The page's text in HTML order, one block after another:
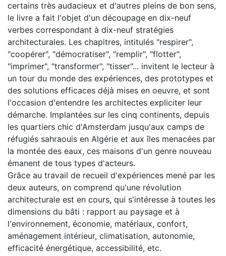
certains très audacieux et d'autres pleins de bon sens,
le livre a fait l'objet d'un découpage en dix-neuf
verbes correspondant à dix-neuf stratégies
architecturales. Les chapitres, intitulés "respirer",
"coopérer", "démocratiser", "remplir", "flotter",
"imprimer", "transformer", "tisser"... invitent le lecteur à
un tour du monde des expériences, des prototypes et
des solutions efficaces déjà mises en oeuvre, et sont
l'occasion d'entendre les architectes expliciter leur
démarche. Implantées sur les cinq continents, depuis
les quartiers chic d'Amsterdam jusqu'aux camps de
réfugiés sahraouis en Algérie et aux îles menacées par
la montée des eaux, ces maisons d'un genre nouveau
émanent de tous types d'acteurs.
Grâce au travail de recueil d'expériences mené par les
deux auteurs, on comprend qu'une révolution
architecturale est en cours, qui s'intéresse à toutes les
dimensions du bâti : rapport au paysage et à
l'environnement, économie, matériaux, confort,
aménagement intérieur, climatisation, autonomie,
efficacité énergétique, accessibilité, etc.